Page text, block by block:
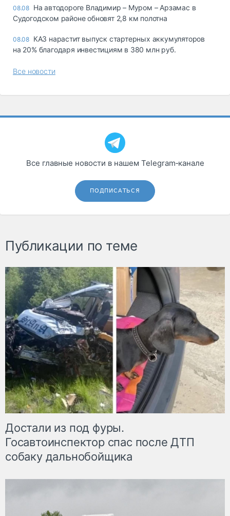
08.08 На автодороге Владимир – Муром – Арзамас в
Судогодском районе обновят 2,8 км полотна
08.08 КАЗ нарастит выпуск стартерных аккумуляторов
на 20% благодаря инвестициям в 380 млн руб.
Все новости
Все главные новости в нашем Telegram‑канале
ПОДПИСАТЬСЯ
Публикации по теме
Достали из под фуры.
Госавтоинспектор спас после ДТП
собаку дальнобойщика